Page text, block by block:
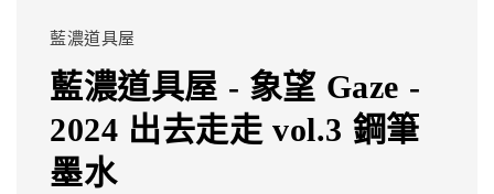
藍濃道具屋
藍濃道具屋 - 象望 Gaze -
2024 出去走走 vol.3 鋼筆
墨水